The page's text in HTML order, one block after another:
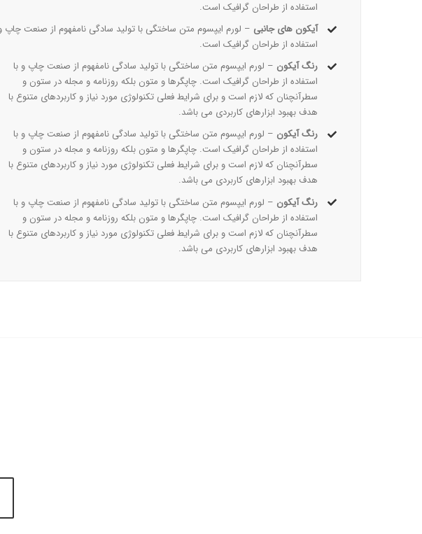
استفاده از طراحان گرافیک است.
آیکون های جانبی – لورم ایپسوم متن ساختگی با تولید سادگی نامفهوم از صنعت چاپ
استفاده از طراحان گرافیک است.
رنگ آیکون – لورم ایپسوم متن ساختگی با تولید سادگی نامفهوم از صنعت چاپ و با
استفاده از طراحان گرافیک است. چاپگرها و متون بلکه روزنامه و مجله در ستون و
سطرآنچنان که لازم است و برای شرایط فعلی تکنولوژی مورد نیاز و کاربردهای متنوع با
هدف بهبود ابزارهای کاربردی می باشد.
رنگ آیکون – لورم ایپسوم متن ساختگی با تولید سادگی نامفهوم از صنعت چاپ و با
استفاده از طراحان گرافیک است. چاپگرها و متون بلکه روزنامه و مجله در ستون و
سطرآنچنان که لازم است و برای شرایط فعلی تکنولوژی مورد نیاز و کاربردهای متنوع با
هدف بهبود ابزارهای کاربردی می باشد.
رنگ آیکون – لورم ایپسوم متن ساختگی با تولید سادگی نامفهوم از صنعت چاپ و با
استفاده از طراحان گرافیک است. چاپگرها و متون بلکه روزنامه و مجله در ستون و
سطرآنچنان که لازم است و برای شرایط فعلی تکنولوژی مورد نیاز و کاربردهای متنوع با
هدف بهبود ابزارهای کاربردی می باشد.